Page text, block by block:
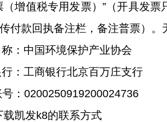
（增值税专用发票）”（开具发
付款回执备注栏，备注普票）
：中国环境保护产业协会
：工商银行北京百万庄支行
： 0200250919200024736
载凯发k8的联系方式